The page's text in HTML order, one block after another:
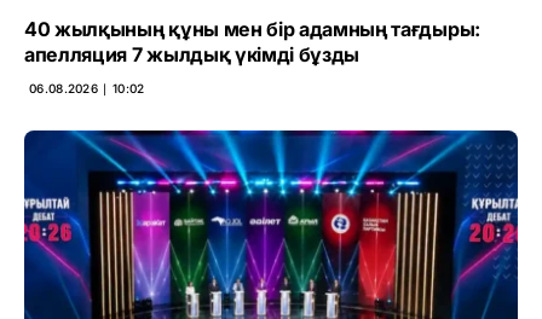
40 жылқының құны мен бір адамның тағдыры:
апелляция 7 жылдық үкімді бұзды
06.08.2026 ∣ 10:02